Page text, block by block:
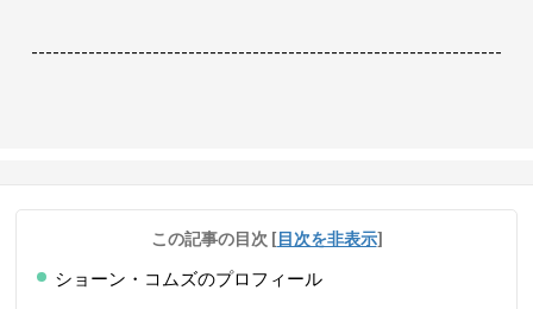
------------------------------------------------------------------
この記事の目次 [目次を非表示]
ショーン・コムズのプロフィール